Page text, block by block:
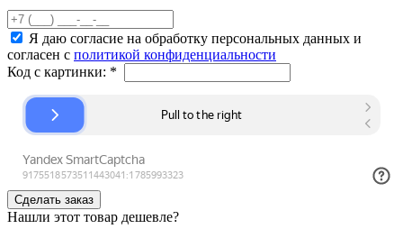
Я даю согласие на обработку персональных данных и
согласен с политикой конфиденциальности
Код с картинки: *
Нашли этот товар дешевле?